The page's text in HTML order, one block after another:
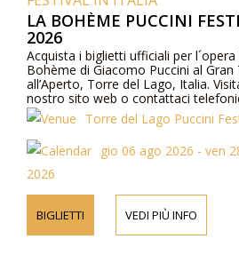
LA BOHÈME PUCCINI
2026
Acquista i biglietti ufficiali per l´opera
Bohème di Giacomo Puccini al Gran
all’Aperto, Torre del Lago, Italia.
nostro sito web o contattaci
per ulteriori informazioni su artisti,
programma e prezzi dei biglietti.
Torre del Lago Puccini
gio 06 ago 2026 - ven
2026
BIGLIETTI VEDI PIÙ INFO